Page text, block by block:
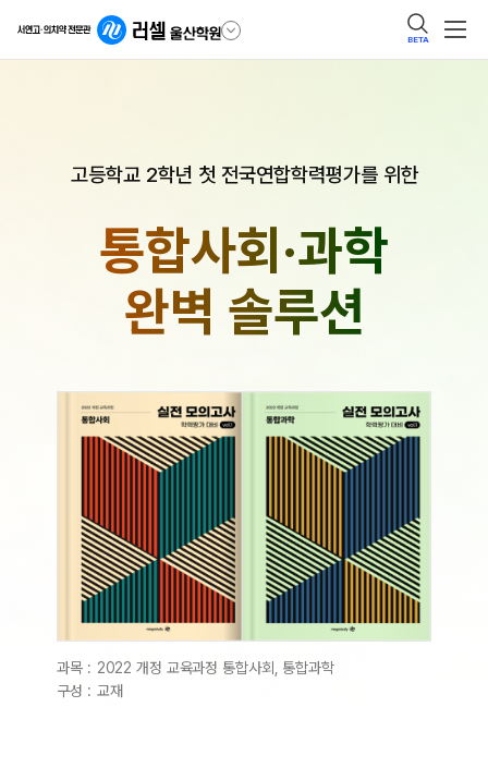
BETA
고등학교 2학년 첫 전국연합학력평가를 위한
통합사회·과학
완벽 솔루션
과목 : 2022 개정 교육과정 통합사회, 통합과학
구성 : 교재